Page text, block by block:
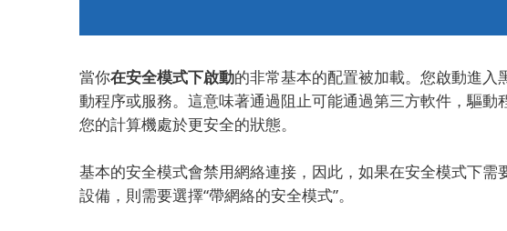
當你在安全模式下啟動的非常基本的配置被加載。 您啟動進入
動程序或服務。 這意味著通過阻止可能通過第三方軟件，驅
您的計算機處於更安全的狀態。
基本的安全模式會禁用網絡連接，因此，如果在安全模式下
設備，則需要選擇“帶網絡的安全模式”。